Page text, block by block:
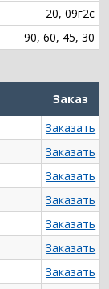
20, 09г2с
90, 60, 45, 30
Заказ
Заказать
Заказать
Заказать
Заказать
Заказать
Заказать
Заказать